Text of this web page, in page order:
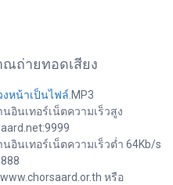
ถ่ายทอดเสียง
หน้าเป็นไฟล์.MP3
นเทอร์เน็ตความเร็วสูง
นเทอร์เน็ตความเร็วต่ำ 64Kb/s
หรือ